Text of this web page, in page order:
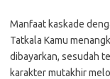
Manfaat kaskade
Tatkala Kamu
dibayarkan, sesudah
karakter mutakhir